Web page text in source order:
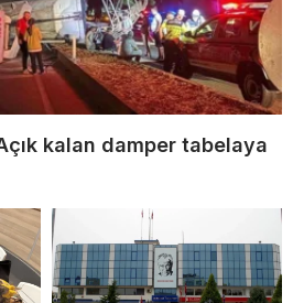
kalan damper tabelaya